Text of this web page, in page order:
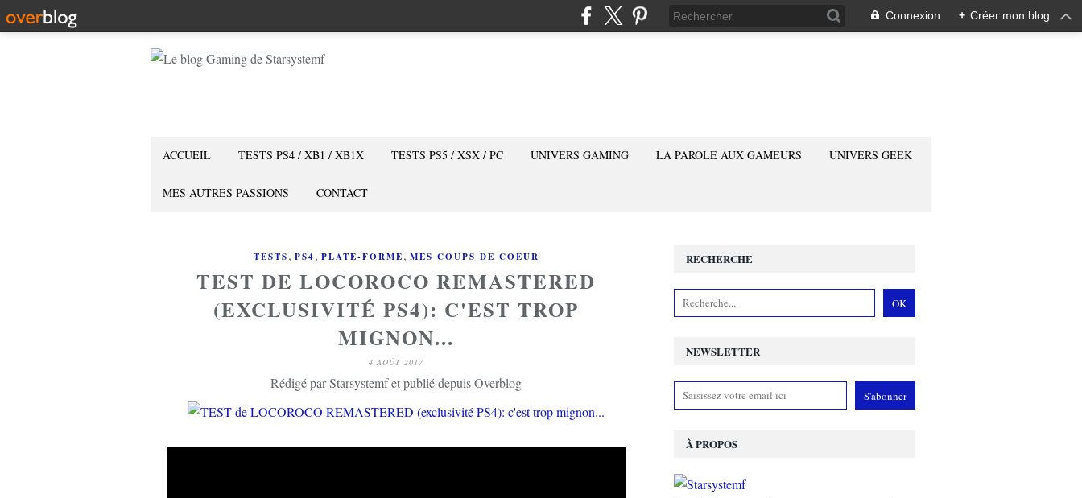
Connexion + Créer mon blog
ACCUEIL TESTS PS4 / XB1 / XB1X TESTS PS5 / XSX / PC UNIVERS GAMING LA PAROLE AUX GAMEURS UNIVERS GEEK
MES AUTRES PASSIONS CONTACT
TESTS, PS4, PLATE-FORME, MES COUPS DE COEUR
TEST DE LOCOROCO REMASTERED
(EXCLUSIVITÉ PS4): C'EST TROP
MIGNON...
4 AOÛT 2017
Rédigé par Starsystemf et publié depuis Overblog
NEWSLETTER
RECHERCHE
À PROPOS